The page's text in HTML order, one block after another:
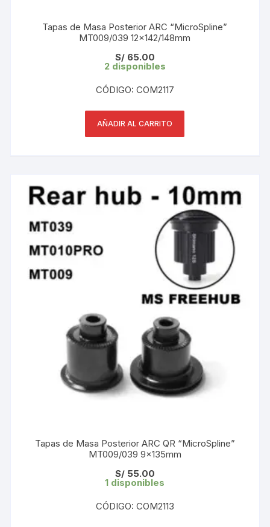
Tapas de Masa Posterior ARC “MicroSpline”
MT009/039 12×142/148mm
S/65.00
2 disponibles
CÓDIGO: COM2117
AÑADIR AL CARRITO
Tapas de Masa Posterior ARC QR “MicroSpline”
MT009/039 9×135mm
S/55.00
1 disponibles
CÓDIGO: COM2113